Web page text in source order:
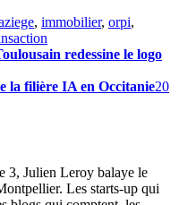
, immobilier, orpi,
redessine le logo
la filière IA en Occitanie20
3, Julien Leroy balaye le
Les starts-up qui